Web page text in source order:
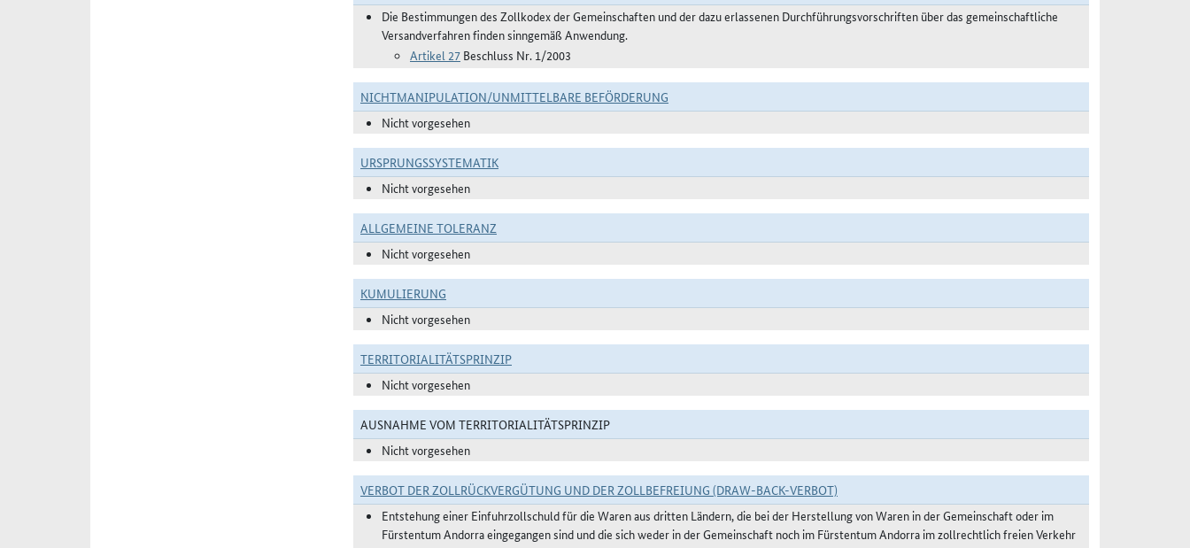
Die Bestimmungen des Zollkodex der Gemeinschaften und der dazu erlassenen Durchführungsvorschriften über das gemeinschaftliche
Versandverfahren finden sinngemäß Anwendung.
Artikel 27 Beschluss Nr. 1/2003
NICHTMANIPULATION/UNMITTELBARE BEFÖRDERUNG
Nicht vorgesehen
URSPRUNGSSYSTEMATIK
Nicht vorgesehen
ALLGEMEINE TOLERANZ
Nicht vorgesehen
KUMULIERUNG
Nicht vorgesehen
TERRITORIALITÄTSPRINZIP
Nicht vorgesehen
AUSNAHME VOM TERRITORIALITÄTSPRINZIP
Nicht vorgesehen
VERBOT DER ZOLLRÜCKVERGÜTUNG UND DER ZOLLBEFREIUNG (DRAW-BACK-VERBOT)
Entstehung einer Einfuhrzollschuld für die Waren aus dritten Ländern, die bei der Herstellung von Waren in der Gemeinschaft oder im
Fürstentum Andorra eingegangen sind und die sich weder in der Gemeinschaft noch im Fürstentum Andorra im zollrechtlich freien Verkehr